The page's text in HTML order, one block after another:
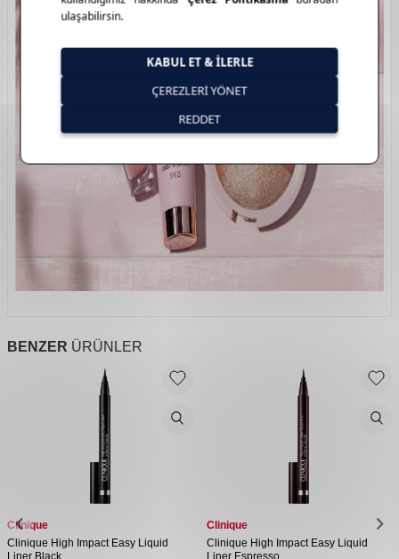
BENZER ÜRÜNLER
Clinique
Clinique High Impact Easy Liquid
Liner Black
Clinique
Clinique High Impact Easy Liquid
Liner Espresso